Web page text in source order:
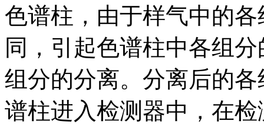
色谱柱，由于样气中的
同，引起色谱柱中各组
组分的分离。分离后的
谱柱进入检测器中，在